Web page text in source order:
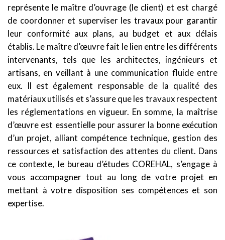
représente le maître d’ouvrage (le client) et est chargé
de coordonner et superviser les travaux pour garantir
leur conformité aux plans, au budget et aux délais
établis. Le maître d’œuvrefait le lien entre les différents
intervenants, tels que les architectes, ingénieurs et
artisans, en veillant à une communication fluide entre
eux. Il est également responsable de la qualité des
matériauxutilisés et s’assure que les travaux respectent
les réglementations en vigueur. En somme, la maîtrise
d’œuvre est essentielle pour assurer la bonne exécution
d’un projet, alliant compétence technique, gestion des
ressources et satisfaction des attentes du client. Dans
ce contexte, le bureau d’études COREHAL, s’engage à
vous accompagner tout au long de votre projet en
mettant à votre disposition ses compétences et son
expertise.